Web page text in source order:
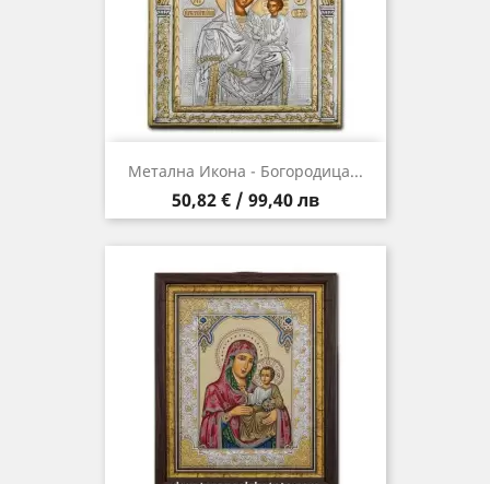
Метална Икона - Богородица...
Цена
50,82 € / 99,40 лв